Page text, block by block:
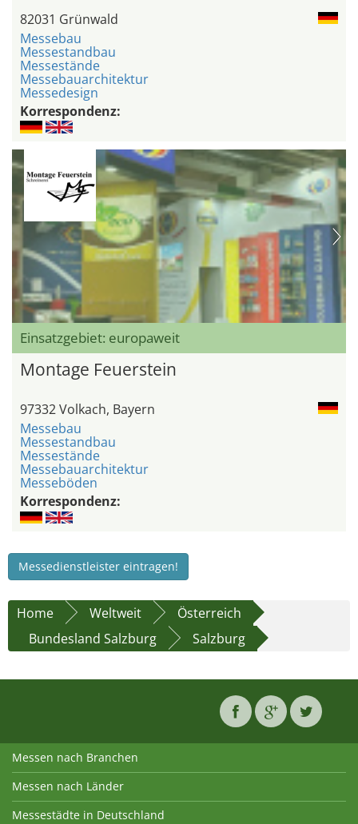
82031 Grünwald
Messebau
Messestandbau
Messestände
Messebauarchitektur
Messedesign
Korrespondenz:
Einsatzgebiet: europaweit
Montage Feuerstein
97332 Volkach, Bayern
Messebau
Messestandbau
Messestände
Messebauarchitektur
Messeböden
Korrespondenz:
Messedienstleister eintragen!
Home Weltweit
Österreich
Bundesland Salzburg
Salzburg
Messen nach Branchen
Messen nach Länder
Messestädte in Deutschland